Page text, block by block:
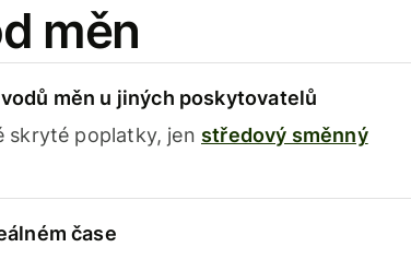
měn
měn u jiných poskytovatelů
skryté poplatky, jen středový směnný
čase